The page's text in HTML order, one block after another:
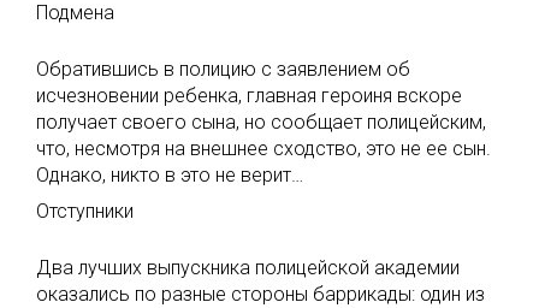
Подмена
Обратившись в полицию с заявлением об
исчезновении ребенка, главная героиня вскоре
получает своего сына, но сообщает полицейским,
что, несмотря на внешнее сходство, это не ее сын.
Однако, никто в это не верит…
Отступники
Два лучших выпускника полицейской академии
оказались по разные стороны баррикады: один из